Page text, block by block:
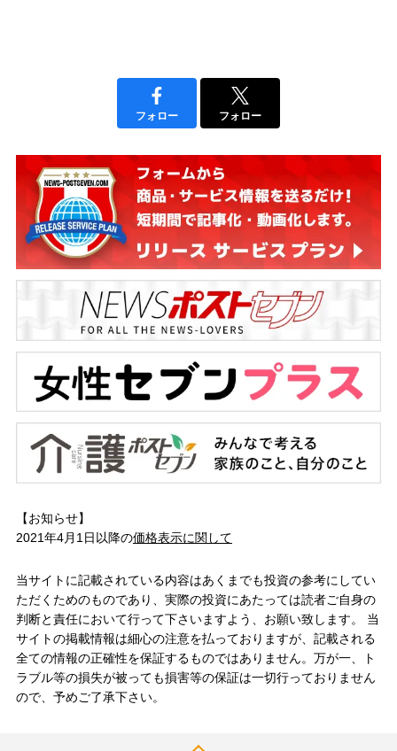
フォロー フォロー
【お知らせ】
2021年4月1日以降の価格表示に関して
当サイトに記載されている内容はあくまでも投資の参考にしてい
ただくためのものであり、実際の投資にあたっては読者ご自身の
判断と責任において行って下さいますよう、お願い致します。 当
サイトの掲載情報は細心の注意を払っておりますが、記載される
全ての情報の正確性を保証するものではありません。万が一、ト
ラブル等の損失が被っても損害等の保証は一切行っておりません
ので、予めご了承下さい。